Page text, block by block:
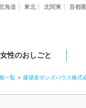
海道 東北 北関東 首都
女性のおしごと
一覧
建築舎ボンズハウス株式